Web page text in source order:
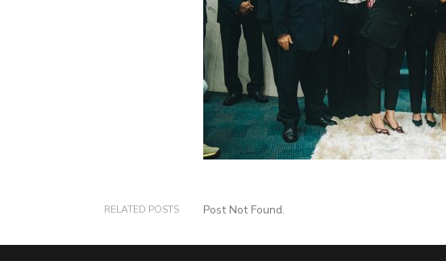
RELATED POSTS Post Not Found.